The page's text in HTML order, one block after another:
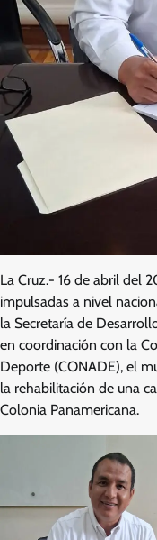
La Cruz.- 16 de abril del
impulsadas a nivel
la Secretaría de
en coordinación con la
Deporte (CONADE), el
la rehabilitación de una
Colonia Panamericana.